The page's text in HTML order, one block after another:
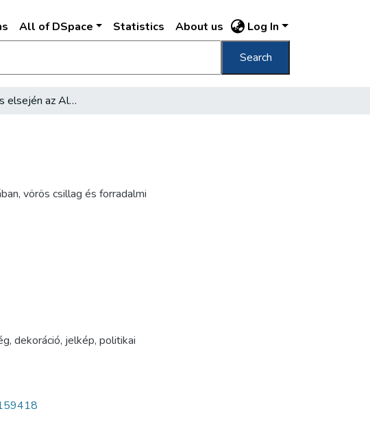
All of DSpace Statistics About us Log In
Search
[1919. május elsején az Alagútnál]
vörös csillag és forradalmi
, dekoráció, jelkép, politikai